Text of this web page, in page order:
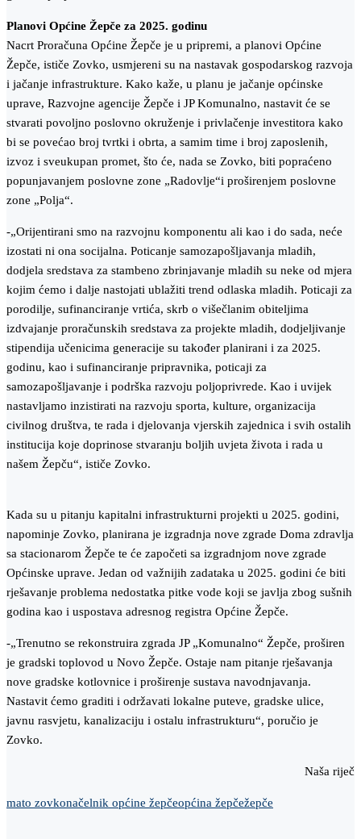
Planovi Općine Žepče za 2025. godinu
Nacrt Proračuna Općine Žepče je u pripremi, a planovi Općine
Žepče, ističe Zovko, usmjereni su na nastavak gospodarskog razvoja
i jačanje infrastrukture. Kako kaže, u planu je jačanje općinske
uprave, Razvojne agencije Žepče i JP Komunalno, nastavit će se
stvarati povoljno poslovno okruženje i privlačenje investitora kako
bi se povećao broj tvrtki i obrta, a samim time i broj zaposlenih,
izvoz i sveukupan promet, što će, nada se Zovko, biti popraćeno
popunjavanjem poslovne zone „Radovlje“i proširenjem poslovne
zone „Polja“.
-„Orijentirani smo na razvojnu komponentu ali kao i do sada, neće
izostati ni ona socijalna. Poticanje samozapošljavanja mladih,
dodjela sredstava za stambeno zbrinjavanje mladih su neke od mjera
kojim ćemo i dalje nastojati ublažiti trend odlaska mladih. Poticaji za
porodilje, sufinanciranje vrtića, skrb o višečlanim obiteljima
izdvajanje proračunskih sredstava za projekte mladih, dodjeljivanje
stipendija učenicima generacije su također planirani i za 2025.
godinu, kao i sufinanciranje pripravnika, poticaji za
samozapošljavanje i podrška razvoju poljoprivrede. Kao i uvijek
nastavljamo inzistirati na razvoju sporta, kulture, organizacija
civilnog društva, te rada i djelovanja vjerskih zajednica i svih ostalih
institucija koje doprinose stvaranju boljih uvjeta života i rada u
našem Žepču“, ističe Zovko.
Kada su u pitanju kapitalni infrastrukturni projekti u 2025. godini,
napominje Zovko, planirana je izgradnja nove zgrade Doma zdravlja
sa stacionarom Žepče te će započeti sa izgradnjom nove zgrade
Općinske uprave. Jedan od važnijih zadataka u 2025. godini će biti
rješavanje problema nedostatka pitke vode koji se javlja zbog sušnih
godina kao i uspostava adresnog registra Općine Žepče.
-„Trenutno se rekonstruira zgrada JP „Komunalno“ Žepče, proširen
je gradski toplovod u Novo Žepče. Ostaje nam pitanje rješavanja
nove gradske kotlovnice i proširenje sustava navodnjavanja.
Nastavit ćemo graditi i održavati lokalne puteve, gradske ulice,
javnu rasvjetu, kanalizaciju i ostalu infrastrukturu“, poručio je
Zovko.
Naša riječ
mato zovkonačelnik općine žepčeopćina žepčežepče